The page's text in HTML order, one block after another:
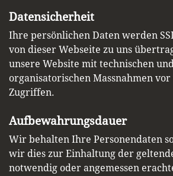
Datensicherheit
Ihre persönlichen Daten werden
von dieser Webseite zu uns
unsere Website mit technischen
organisatorischen Massnahmen
Zugriffen.
Aufbewahrungsdauer
Wir behalten Ihre Personendaten
wir dies zur Einhaltung der
notwendig oder angemessen